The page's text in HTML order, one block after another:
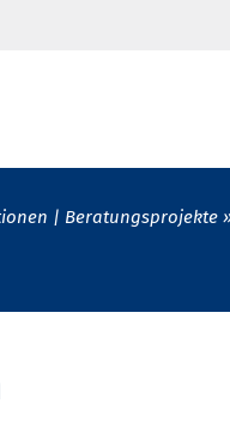
| Beratungsprojekte